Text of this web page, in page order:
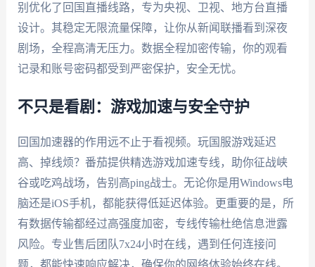
别优化了回国直播线路，专为央视、卫视、地方台直播
设计。其稳定无限流量保障，让你从新闻联播看到深夜
剧场，全程高清无压力。数据全程加密传输，你的观看
记录和账号密码都受到严密保护，安全无忧。
不只是看剧：游戏加速与安全守护
回国加速器的作用远不止于看视频。玩国服游戏延迟
高、掉线烦？番茄提供精选游戏加速专线，助你征战峡
谷或吃鸡战场，告别高ping战士。无论你是用Windows电
脑还是iOS手机，都能获得低延迟体验。更重要的是，所
有数据传输都经过高强度加密，专线传输杜绝信息泄露
风险。专业售后团队7x24小时在线，遇到任何连接问